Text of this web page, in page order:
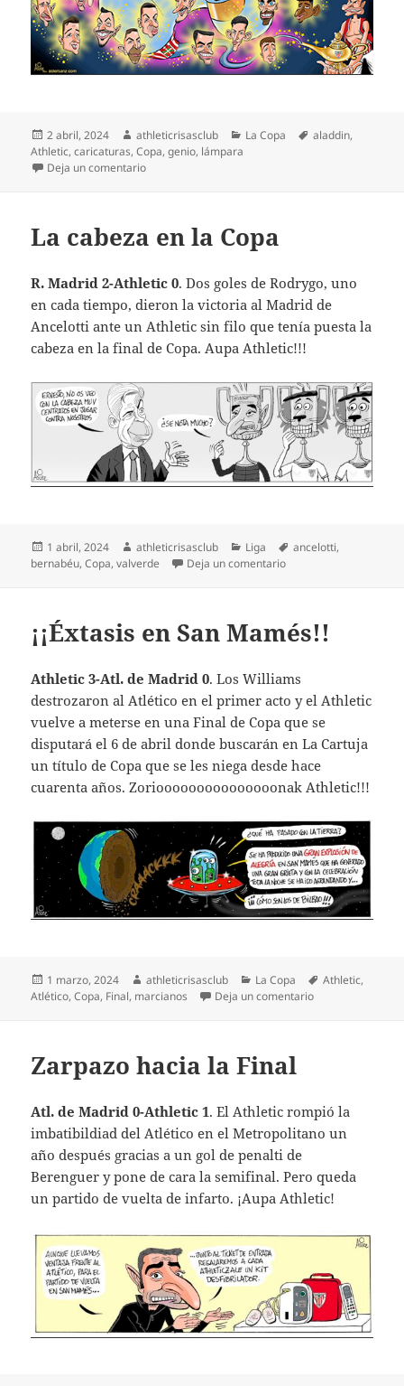
Publicado
el
2 abril, 2024 Autor
athleticrisasclub Categorías
La Copa Etiquetas
aladdin,
Athletic,caricaturas,Copa,genio, lámpara
Deja un comentarioen Póster caricaturas Athletic Final de Copa 2024
La cabeza en la Copa
R. Madrid 2-Athletic 0. Dos goles de Rodrygo, uno
en cada tiempo, dieron la victoria al Madrid de
Ancelotti ante un Athletic sin filo que tenía puesta la
cabeza en la final de Copa. Aupa Athletic!!!
Publicado
el
1 abril, 2024 Autor
athleticrisasclub Categorías
Liga Etiquetas
ancelotti,
bernabéu,Copa,valverde Deja un comentarioen La cabeza en la
¡¡Éxtasis en San Mamés!!
Athletic 3-Atl. de Madrid 0. Los Williams
destrozaron al Atlético en el primer acto y el Athletic
vuelve a meterse en una Final de Copa que se
disputará el 6 de abril donde buscarán en La Cartuja
un título de Copa que se les niega desde hace
cuarenta años. Zoriooooooooooooooonak Athletic!!!
Publicado
el
1 marzo, 2024 Autor
athleticrisasclub Categorías
La Copa Etiquetas
Athletic,
Atlético,Copa, Final, marcianos Deja un comentarioen ¡¡Éxtasis en
Zarpazo hacia la Final
Atl. de Madrid 0-Athletic 1. El Athletic rompió la
imbatibildiad del Atlético en el Metropolitano un
año después gracias a un gol de penalti de
Berenguer y pone de cara la semifinal. Pero queda
un partido de vuelta de infarto. ¡Aupa Athletic!